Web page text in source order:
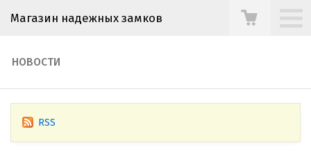
Магазин надежных замков
НОВОСТИ
RSS